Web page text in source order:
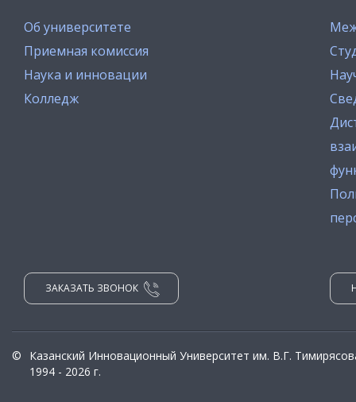
Об университете
Приемная комиссия
Наука и инновации
Колледж
ЗАКАЗАТЬ ЗВОНОК
©
Казанский Инновационный Университет им. В.Г.
1994 - 2026 г.